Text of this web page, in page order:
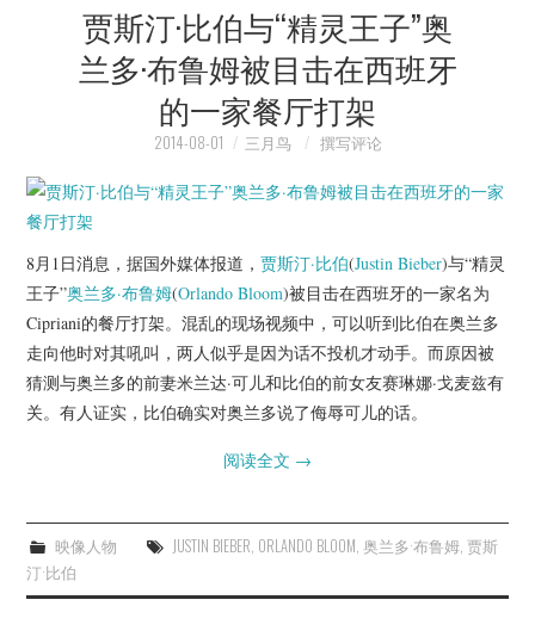
贾斯汀·比伯与“精灵王子”奥
兰多·布鲁姆被目击在西班牙
的一家餐厅打架
2014-08-01 三月鸟 撰写评论
8月1日消息，据国外媒体报道，贾斯汀·比伯(Justin Bieber)与“精灵
王子”奥兰多·布鲁姆(Orlando Bloom)被目击在西班牙的一家名为
Cipriani的餐厅打架。混乱的现场视频中，可以听到比伯在奥兰多
走向他时对其吼叫，两人似乎是因为话不投机才动手。而原因被
猜测与奥兰多的前妻米兰达·可儿和比伯的前女友赛琳娜·戈麦兹有
关。有人证实，比伯确实对奥兰多说了侮辱可儿的话。
阅读全文 →
映像人物 JUSTIN BIEBER, ORLANDO BLOOM, 奥兰多·布鲁姆, 贾斯
汀·比伯